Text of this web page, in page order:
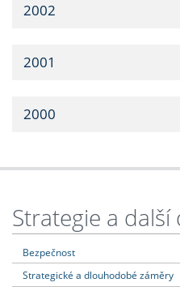
2002
2001
2000
Strategie a
Bezpečnost
Strategické a dlouhodobé záměry